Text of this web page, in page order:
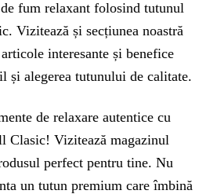
fum relaxant folosind tutunul
Vizitează și secțiunea noastră
interesante și benefice
și alegerea tutunului de calitate.
de relaxare autentice cu
Clasic! Vizitează magazinul
perfect pentru tine. Nu
un tutun premium care îmbină